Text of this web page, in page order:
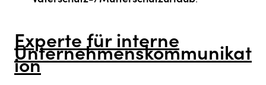
Experte für interne
Unternehmenskommunikat
ion